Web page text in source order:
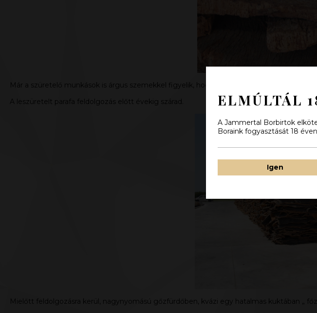
Már a szüretelő munkások is árgus szemekkel figyelik, hogy gombafertőzésre jellemző
A leszüretelt parafa feldolgozás előtt évekig szárad.
Mielőtt feldolgozásra kerül, nagynyomású gőzfürdőben, kvázi egy hatalmas kuktában „
ELMÚLTÁL
A Jammertal Borbirtok
Boraink fogyasztását 18
Igen